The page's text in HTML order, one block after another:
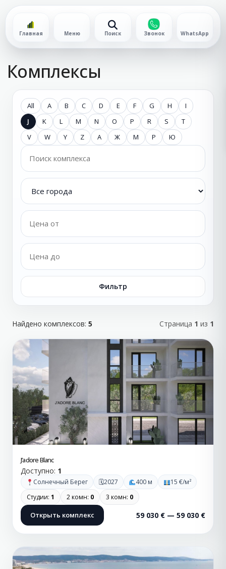
Главная Меню Поиск Звонок WhatsApp
Комплексы
All A B C D E F G H
I
J
K L M N O P R S
T
V
W Y Z А Ж М Р Ю
Фильтр
Найдено комплексов: 5 Страница 1 из 1
J’adore Blanc
Доступно: 1
Солнечный Берег 🗓2027 400 м
15 €/м²
Студии: 1 2 комн: 0 3 комн: 0
Открыть комплекс 59 030 € — 59 030 €